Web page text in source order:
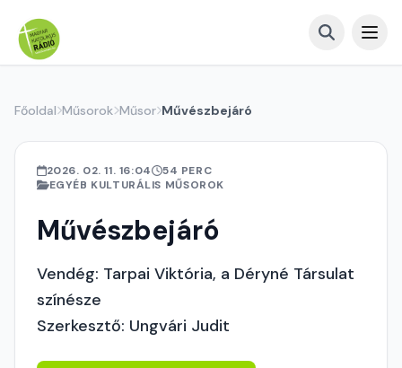
Főoldal Műsorok Műsor Művészbejáró
2026. 02. 11. 16:04
54 PERC
EGYÉB KULTURÁLIS MŰSOROK
Művészbejáró
Vendég: Tarpai Viktória, a Déryné Társulat
színésze
Szerkesztő: Ungvári Judit